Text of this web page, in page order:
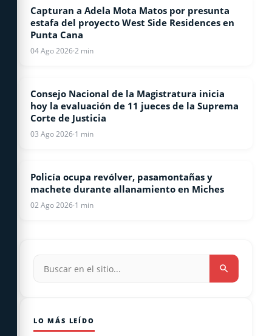
NOTICIAS
Capturan a Adela Mota Matos por presunta
estafa del proyecto West Side Residences en
Punta Cana
04 Ago 2026·2 min
NACIONALES
Consejo Nacional de la Magistratura inicia
hoy la evaluación de 11 jueces de la Suprema
Corte de Justicia
03 Ago 2026·1 min
LOCALES
Policía ocupa revólver, pasamontañas y
machete durante allanamiento en Miches
02 Ago 2026·1 min
LO MÁS LEÍDO